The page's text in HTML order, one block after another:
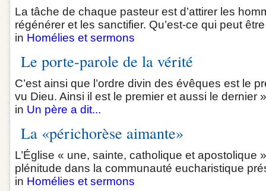
La tâche de chaque pasteur est d’attirer les
régénérer et les sanctifier. Qu’est-ce qui peut
in Homélies et sermons
Le porte-parole de la vérité
C’est ainsi que l’ordre divin des évêques est le
vu Dieu. Ainsi il est le premier et aussi le dernier
in Un père a dit...
La «périchorèse aimante»
L’Église « une, sainte, catholique et apostolique
plénitude dans la communauté eucharistique
in Homélies et sermons